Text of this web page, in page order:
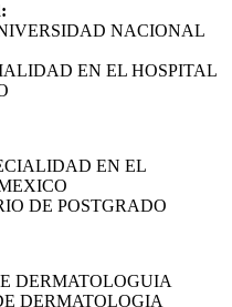
NACIONAL
EN EL HOSPITAL
EN EL
DE POSTGRADO
DERMATOLOGUIA
DERMATOLOGIA